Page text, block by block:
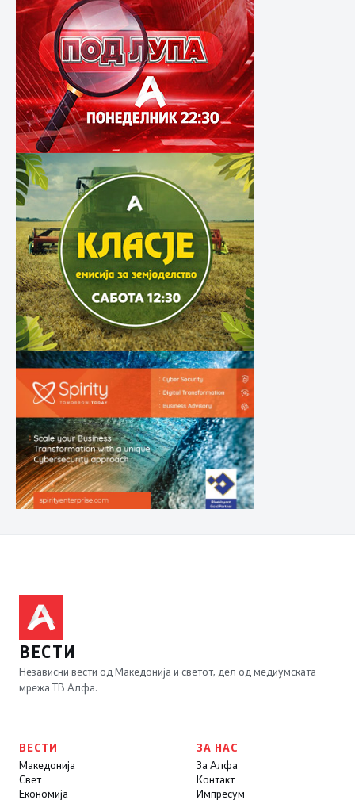
ВЕСТИ
Независни вести од Македонија и светот, дел од медиумската
мрежа ТВ Алфа.
ВЕСТИ
Македонија
Свет
Економија
ЗА НАС
За Алфа
Контакт
Импресум